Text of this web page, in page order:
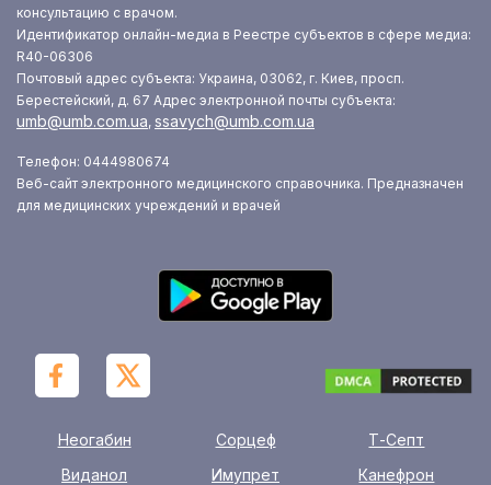
консультацию с врачом.
Идентификатор онлайн-медиа в Реестре субъектов в сфере медиа:
R40-06306
Почтовый адрес субъекта: Украина, 03062, г. Киев, просп.
Берестейский, д. 67 Адрес электронной почты субъекта:
umb@umb.com.ua, ssavych@umb.com.ua
Телефон: 0444980674
Веб-сайт электронного медицинского справочника. Предназначен
для медицинских учреждений и врачей
Неогабин Сорцеф
Т-Септ
Виданол
Имупрет
Канефрон